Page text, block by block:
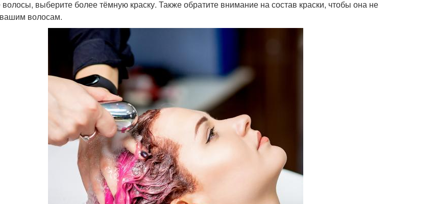
выберите более тёмную краску. Также обратите внимание на состав краски, чтобы она не
волосам.